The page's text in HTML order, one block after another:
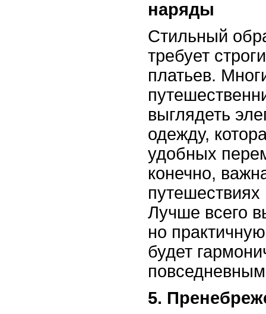
наряды
Стильный
требует
платьев.
выглядеть
одежду,
удобных
конечно,
Лучше всего
но
будет
5.